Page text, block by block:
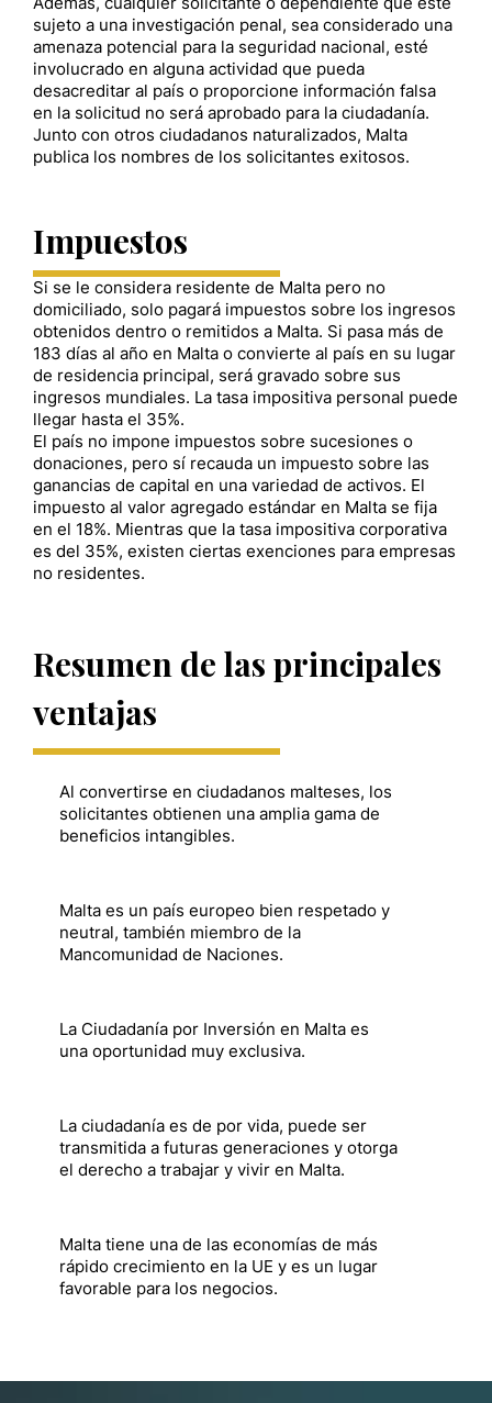
sujeto a una investigación penal, sea considerado una
amenaza potencial para la seguridad nacional, esté
involucrado en alguna actividad que pueda
desacreditar al país o proporcione información falsa
en la solicitud no será aprobado para la ciudadanía.
Junto con otros ciudadanos naturalizados, Malta
publica los nombres de los solicitantes exitosos.
Impuestos
Si se le considera residente de Malta pero no
domiciliado, solo pagará impuestos sobre los ingresos
obtenidos dentro o remitidos a Malta. Si pasa más de
183 días al año en Malta o convierte al país en su lugar
de residencia principal, será gravado sobre sus
ingresos mundiales. La tasa impositiva personal puede
llegar hasta el 35%.
El país no impone impuestos sobre sucesiones o
donaciones, pero sí recauda un impuesto sobre las
ganancias de capital en una variedad de activos. El
impuesto al valor agregado estándar en Malta se fija
en el 18%. Mientras que la tasa impositiva corporativa
es del 35%, existen ciertas exenciones para empresas
no residentes.
Resumen de las principales
ventajas
Al convertirse en ciudadanos malteses, los
solicitantes obtienen una amplia gama de
beneficios intangibles.
Malta es un país europeo bien respetado y
neutral, también miembro de la
Mancomunidad de Naciones.
La Ciudadanía por Inversión en Malta es
una oportunidad muy exclusiva.
La ciudadanía es de por vida, puede ser
transmitida a futuras generaciones y otorga
el derecho a trabajar y vivir en Malta.
Malta tiene una de las economías de más
rápido crecimiento en la UE y es un lugar
favorable para los negocios.